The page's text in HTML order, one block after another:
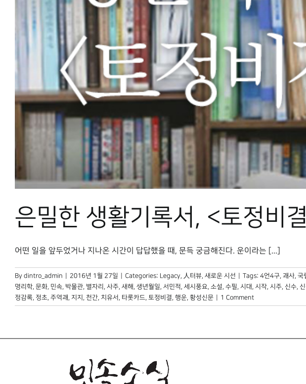
은밀한 생활기록서, <토정비
어떤 일을 앞두었거나 지나온 시간이 답답했을 때, 문득 궁금해진다. 운이라는 [...]
By dintro_admin 2016년 1월 27일 Categories: Legacy, 人터뷰, 새로운 시선 Tags: 4언4구, 괘사, 국
명리학, 문화, 민속, 박물관, 별자리 , 사주, 새해 , 생년월일, 서민적, 세시풍요, 소설, 수필, 시대 , 시작, 시주, 신수,
정감록, 정초, 주역괘 , 지지 , 천간, 치유서 , 타롯카드, 토정비결, 행운, 황성신문 1 Comment